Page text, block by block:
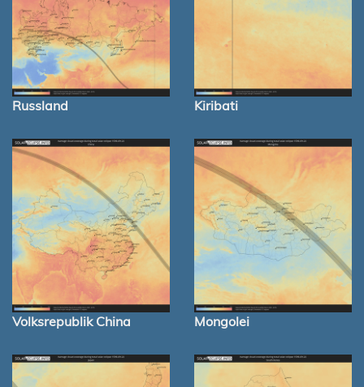
Russland Kiribati
Volksrepublik China Mongolei